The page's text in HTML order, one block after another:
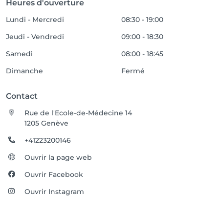
Heures d'ouverture
Lundi - Mercredi
08:30 - 19:00
Jeudi - Vendredi
09:00 - 18:30
Samedi
08:00 - 18:45
Dimanche
Fermé
Contact
Rue de l'Ecole-de-Médecine 14
1205 Genève
+41223200146
Ouvrir la page web
Ouvrir Facebook
Ouvrir Instagram